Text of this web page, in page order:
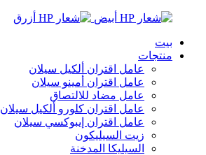
بيت
منتجات
عامل اقتران ألكيل سيلان
عامل اقتران أمينو سيلان
عامل مضاد للالتصاق
عامل اقتران كلورو ألكيل سيلان
عامل اقتران إيبوكسي سيلان
زيت السيليكون
السيليكا المدخنة